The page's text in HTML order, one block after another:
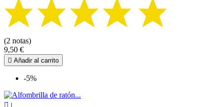
(2 notas)
9,50 €
 Añadir al carrito
-5%